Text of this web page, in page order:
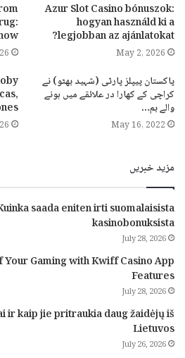
Azur Slot Casino bónuszok:
hogyan használd ki a
legjobban az ajánlatokat?
May 2, 2026
پاکستان پیپلز پارٹی (شہید بھٹو) نے
کراچی کے کھارا در علائقے میں ہونے
والے بم…
May 16, 2022
مزید خبریں
saada eniten irti suomalaisista
kasinobonuksista
July 28, 2026
Your Gaming with Kwiff Casino App
Features
July 28, 2026
ir kaip jie pritraukia daug žaidėjų iš
Lietuvos
July 26, 2026